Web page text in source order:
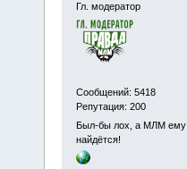
Гл. модератор
Сообщений: 5418
Репутация: 200
Был-бы лох, а МЛМ ему
найдётся!